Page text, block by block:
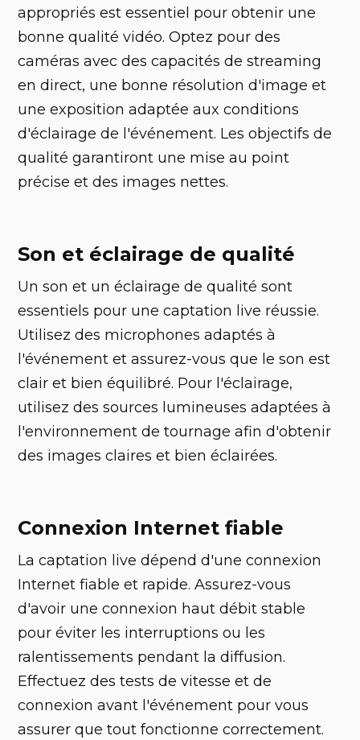
appropriés est essentiel pour obtenir une
bonne qualité vidéo. Optez pour des
caméras avec des capacités de streaming
en direct, une bonne résolution d'image et
une exposition adaptée aux conditions
d'éclairage de l'événement. Les objectifs de
qualité garantiront une mise au point
précise et des images nettes.
Son et éclairage de qualité
Un son et un éclairage de qualité sont
essentiels pour une captation live réussie.
Utilisez des microphones adaptés à
l'événement et assurez-vous que le son est
clair et bien équilibré. Pour l'éclairage,
utilisez des sources lumineuses adaptées à
l'environnement de tournage afin d'obtenir
des images claires et bien éclairées.
Connexion Internet fiable
La captation live dépend d'une connexion
Internet fiable et rapide. Assurez-vous
d'avoir une connexion haut débit stable
pour éviter les interruptions ou les
ralentissements pendant la diffusion.
Effectuez des tests de vitesse et de
connexion avant l'événement pour vous
assurer que tout fonctionne correctement.